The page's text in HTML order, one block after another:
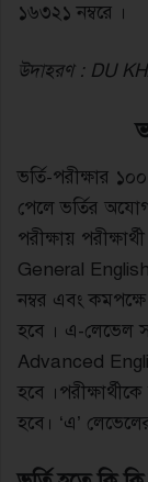
১৬৩২১ নম্বরে ।
উদাহরণ : DU
ভর্তি-পরীক্ষার
পেলে ভর্তির
পরীক্ষায়
General English
নম্বর এবং কমপক্ষে
হবে । এ-লেভেল
Advanced
হবে
হবে। ‘এ’